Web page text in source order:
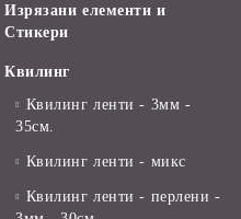
Изрязани елементи и
Стикери
Квилинг
Квилинг ленти - 3мм -
35см.
Квилинг ленти - микс
Квилинг ленти - перлени -